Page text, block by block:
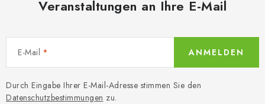
Veranstaltungen an Ihre E-Mail
E-Mail
Durch Eingabe Ihrer E-Mail-Adresse stimmen Sie den
Datenschutzbestimmungen zu.
ANMELDEN